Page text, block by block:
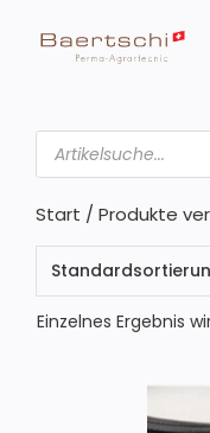
Inhalt
Products
search
Start / Produkte
Einzelnes Ergebnis